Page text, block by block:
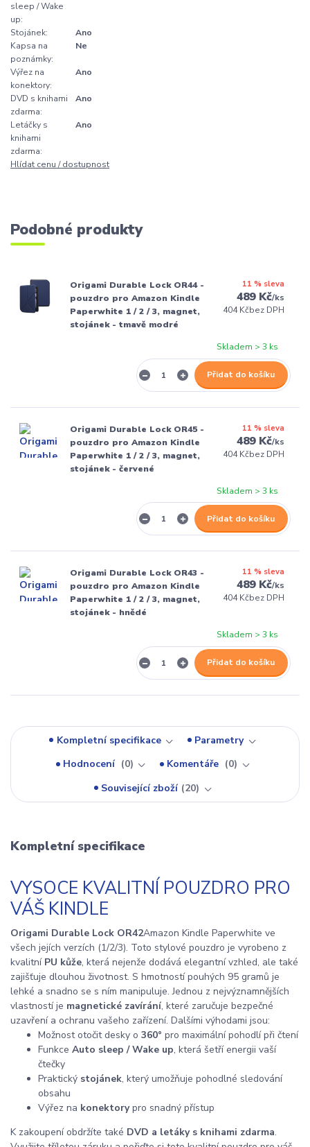
sleep / Wake
up:
Stojánek:
Ano
Kapsa na
poznámky:
Ne
Výřez na
konektory:
Ano
DVD s knihami
zdarma:
Ano
Letáčky s
knihami
zdarma:
Ano
Hlídat cenu / dostupnost
Podobné produkty
Origami Durable Lock OR44 -
pouzdro pro Amazon Kindle
Paperwhite 1 / 2 / 3, magnet,
stojánek - tmavě modré
11 % sleva
489 Kč/ks
404 Kčbez DPH
Skladem > 3 ks
Přidat do košíku
Origami Durable Lock OR45 -
pouzdro pro Amazon Kindle
Paperwhite 1 / 2 / 3, magnet,
stojánek - červené
11 % sleva
489 Kč/ks
404 Kčbez DPH
Skladem > 3 ks
Přidat do košíku
Origami Durable Lock OR43 -
pouzdro pro Amazon Kindle
Paperwhite 1 / 2 / 3, magnet,
stojánek - hnědé
11 % sleva
489 Kč/ks
404 Kčbez DPH
Skladem > 3 ks
Přidat do košíku
Kompletní specifikace
Parametry
Hodnocení
0 Komentáře
0
Související zboží 20
Kompletní specifikace
VYSOCE KVALITNÍ POUZDRO PRO
VÁŠ KINDLE
Origami Durable Lock OR42Amazon Kindle Paperwhite ve
všech jejích verzích (1/2/3). Toto stylové pouzdro je vyrobeno z
kvalitní PU kůže, která nejenže dodává elegantní vzhled, ale také
zajišťuje dlouhou životnost. S hmotností pouhých 95 gramů je
lehké a snadno se s ním manipuluje. Jednou z nejvýznamnějších
vlastností je magnetické zavírání, které zaručuje bezpečné
uzavření a ochranu vašeho zařízení. Dalšími výhodami jsou:
Možnost otočit desky o 360° pro maximální pohodlí při čtení
Funkce Auto sleep / Wake up, která šetří energii vaší
čtečky
Praktický stojánek, který umožňuje pohodlné sledování
obsahu
Výřez na konektorypro snadný přístup
K zakoupení obdržíte také DVD a letáky s knihami zdarma.